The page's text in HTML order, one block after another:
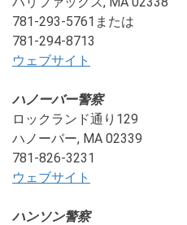
781-293-5761または
781-294-8713
ウェブサイト
ハノーバー警察
ロックランド通り129
ハノーバー, MA 02339
781-826-3231
ウェブサイト
ハンソン警察